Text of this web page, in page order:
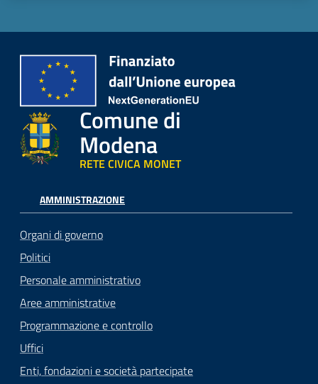
Comune di
Modena
RETE CIVICA MONET
AMMINISTRAZIONE
Organi di governo
Politici
Personale amministrativo
Aree amministrative
Programmazione e controllo
Uffici
Enti, fondazioni e società partecipate